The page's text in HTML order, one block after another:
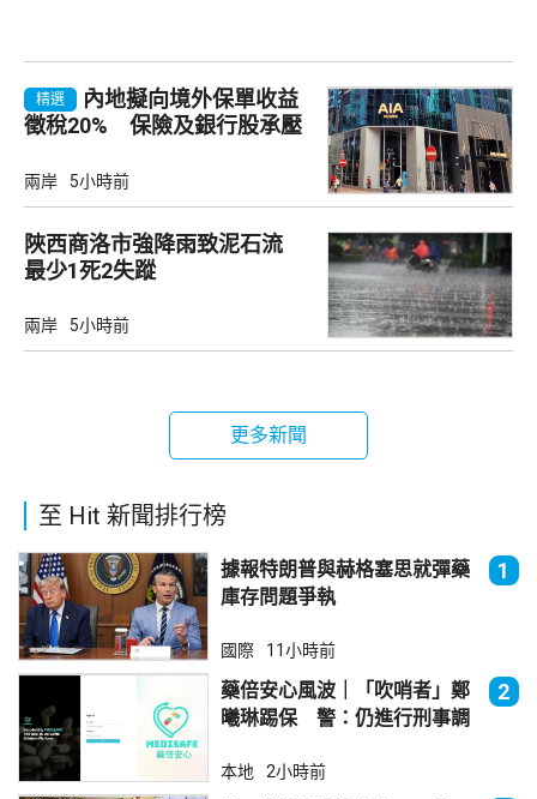
精選
內地擬向境外保單收益
徵稅20% 保險及銀行股承壓
兩岸 5小時前
陜西商洛市強降雨致泥石流
最少1死2失蹤
兩岸 5小時前
更多新聞
至 Hit 新聞排行榜
據報特朗普與赫格塞思就彈藥
庫存問題爭執
1
國際 11小時前
藥倍安心風波｜「吹哨者」鄭
曦琳踢保 警：仍進行刑事調
2
本地 2小時前